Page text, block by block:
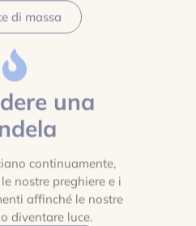
di massa
una
continuamente,
nostre preghiere e i
affinché le nostre
diventare luce.